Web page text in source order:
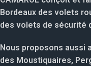
Bordeaux des volets
des volets de sécurité
Nous proposons aussi
des Moustiquaires,